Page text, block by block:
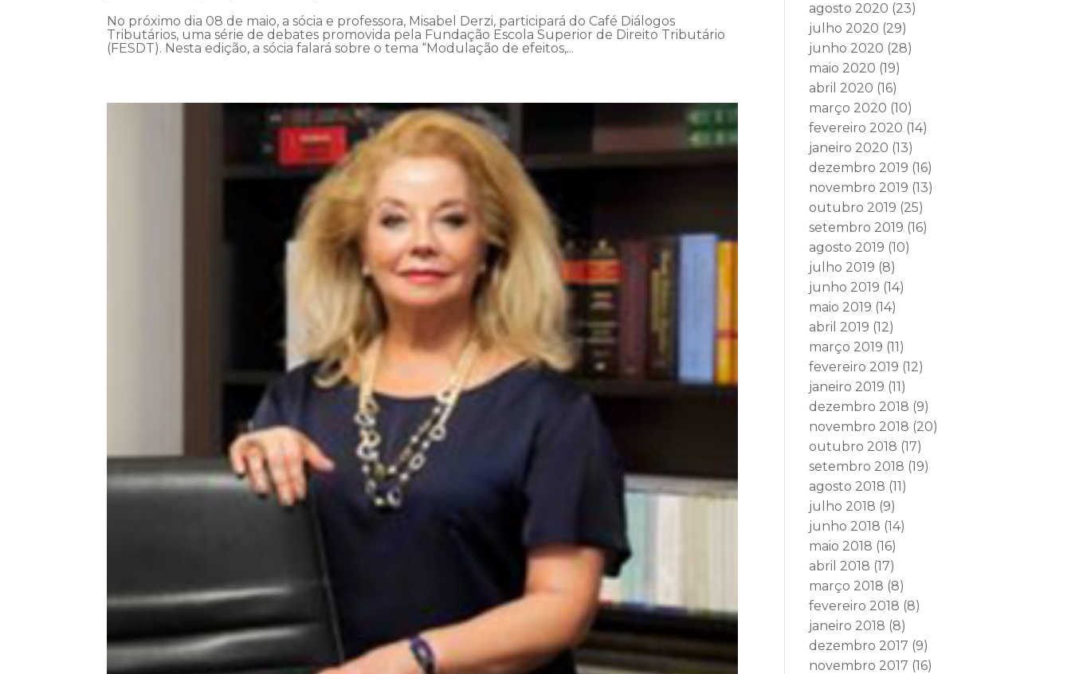
No próximo dia 08 de maio, a sócia e professora, Misabel Derzi, participará do Café Diálogos
Tributários, uma série de debates promovida pela Fundação Escola Superior de Direito Tributário
(FESDT). Nesta edição, a sócia falará sobre o tema “Modulação de efeitos,...
agosto 2020 (23)
julho 2020 (29)
junho 2020 (28)
maio 2020 (19)
abril 2020 (16)
março 2020 (10)
fevereiro 2020 (14)
janeiro 2020 (13)
dezembro 2019 (16)
novembro 2019 (13)
outubro 2019 (25)
setembro 2019 (16)
agosto 2019 (10)
julho 2019 (8)
junho 2019 (14)
maio 2019 (14)
abril 2019 (12)
março 2019 (11)
fevereiro 2019 (12)
janeiro 2019 (11)
dezembro 2018 (9)
novembro 2018 (20)
outubro 2018 (17)
setembro 2018 (19)
agosto 2018 (11)
julho 2018 (9)
junho 2018 (14)
maio 2018 (16)
abril 2018 (17)
março 2018 (8)
fevereiro 2018 (8)
janeiro 2018 (8)
dezembro 2017 (9)
novembro 2017 (16)